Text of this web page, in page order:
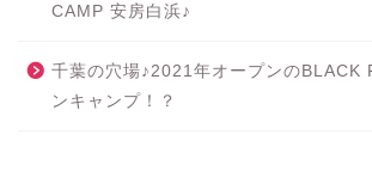
CAMP 安房白浜♪
千葉の穴場♪2021年オープンのBLACK
ンキャンプ！？